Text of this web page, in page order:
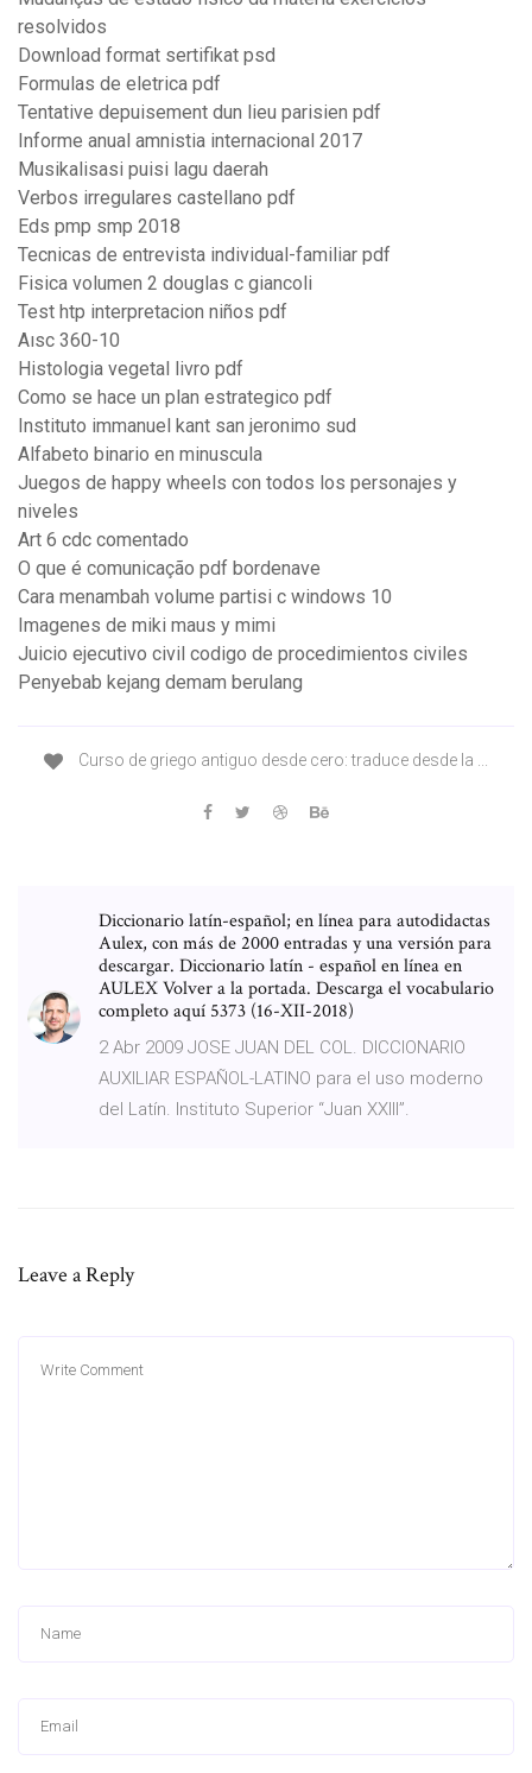
resolvidos
Download format sertifikat psd
Formulas de eletrica pdf
Tentative depuisement dun lieu parisien pdf
Informe anual amnistia internacional 2017
Musikalisasi puisi lagu daerah
Verbos irregulares castellano pdf
Eds pmp smp 2018
Tecnicas de entrevista individual-familiar pdf
Fisica volumen 2 douglas c giancoli
Test htp interpretacion niños pdf
Aısc 360-10
Histologia vegetal livro pdf
Como se hace un plan estrategico pdf
Instituto immanuel kant san jeronimo sud
Alfabeto binario en minuscula
Juegos de happy wheels con todos los personajes y
niveles
Art 6 cdc comentado
O que é comunicação pdf bordenave
Cara menambah volume partisi c windows 10
Imagenes de miki maus y mimi
Juicio ejecutivo civil codigo de procedimientos civiles
Penyebab kejang demam berulang
Curso de griego antiguo desde cero: traduce desde la ...
Diccionario latín-español; en línea para autodidactas
Aulex, con más de 2000 entradas y una versión para
descargar. Diccionario latín - español en línea en
AULEX Volver a la portada. Descarga el vocabulario
completo aquí 5373 (16-XII-2018)
2 Abr 2009 JOSE JUAN DEL COL. DICCIONARIO
AUXILIAR ESPAÑOL-LATINO para el uso moderno
del Latín. Instituto Superior “Juan XXIII”.
Leave a Reply